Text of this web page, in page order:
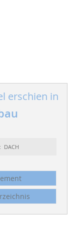
erschien in
DACH